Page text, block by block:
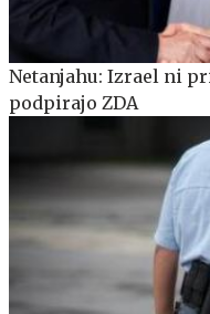
Netanjahu: Izrael ni
podpirajo ZDA